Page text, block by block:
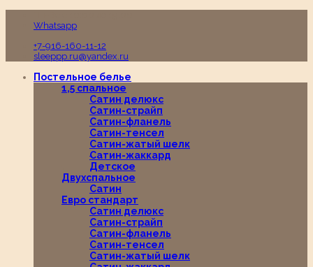
Whatsapp
+7-916-160-11-12
sleeppp.ru@yandex.ru
Постельное белье
1,5 спальное
Сатин делюкс
Сатин-страйп
Сатин-фланель
Сатин-тенсел
Сатин-жатый шелк
Сатин-жаккард
Детское
Двухспальное
Сатин
Евро стандарт
Сатин делюкс
Сатин-страйп
Сатин-фланель
Сатин-тенсел
Сатин-жатый шелк